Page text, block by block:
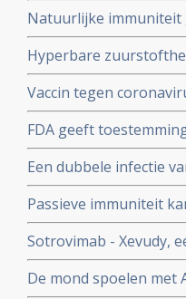
nagenoeg geen
Natuurlijke immuniteit
coronavirus - Covid-
Hyperbare
veroorzaakt door
Vaccin tegen
stoffen geeft
ziekte (78 procent)
FDA geeft
(tixagevimab plus
immuunziekte die niet
Een dubbele infectie
ziekte en meer
studie.
Passieve immuniteit
viroloog Jaap
Sotrovimab - Xevudy,
bij patienten die reeds
gebruik in Europa.
De mond spoelen